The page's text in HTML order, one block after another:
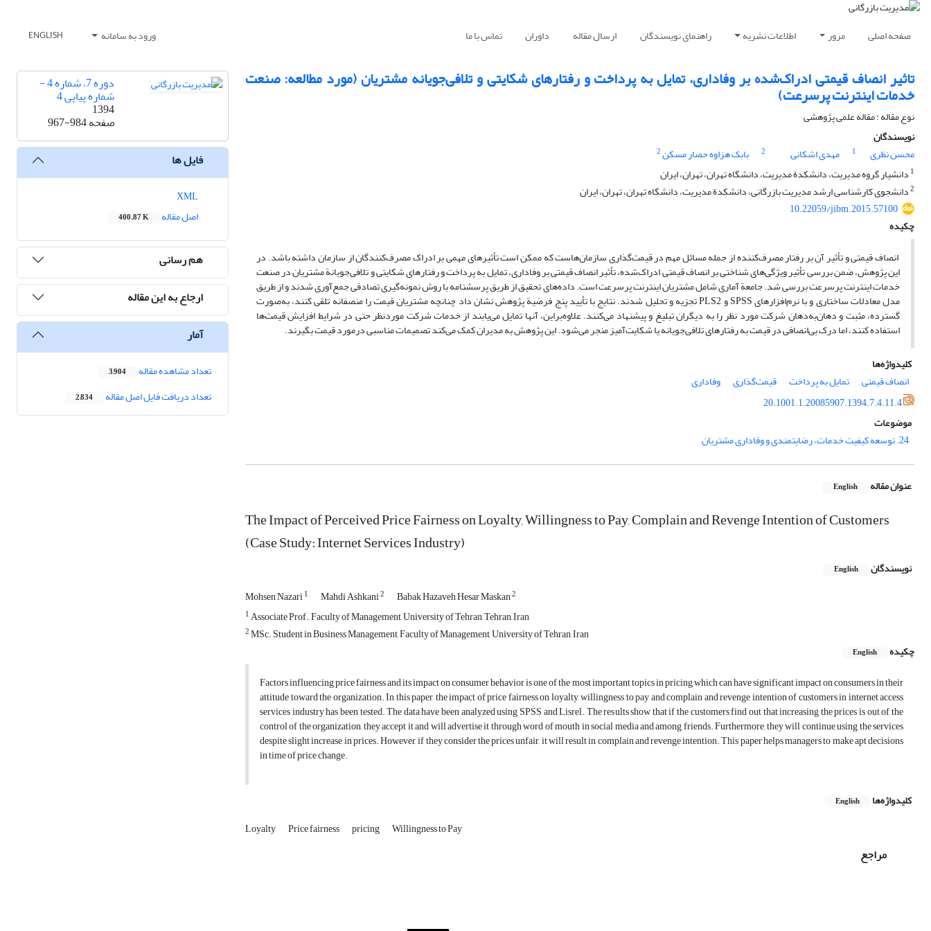
صفحه اصلی مرور اطلاعات نشریه راهنمای نویسندگان ارسال مقاله داوران تماس با ما ورود به سامانه ENGLISH
تاثیر انصاف قیمتی ادراک‌شده بر وفاداری، تمایل به پرداخت و رفتارهای شکایتی و تلافی‌جویانه مشتریان (مورد مطالعه: صنعت
خدمات اینترنت پرسرعت)
نوع مقاله : مقاله علمی پژوهشی
نویسندگان
محسن نظری
1 مهدی اشکانی 2 بابک هزاوه حصار مسکن2
1 دانشیار گروه مدیریت، دانشکدة مدیریت، دانشگاه تهران، تهران، ایران
2دانشجوی کارشناسی ارشد مدیریت بازرگانی، دانشکدة مدیریت، دانشگاه تهران، تهران، ایران
10.22059/jibm.2015.57100
چکیده
انصاف قیمتی و تأثیر آن بر رفتار مصرف‌کننده از جمله مسائل مهم در قیمت‌گذاری سازمان‌هاست که ممکن است تأثیرهای مهمی بر ادراک مصرف‌کنندگان از سازمان داشته باشد. در
این پژوهش، ضمن بررسی تأثیر ویژگی‌های شناختی بر انصاف قیمتی ادراک‌شده، تأثیر انصاف قیمتی بر وفاداری، تمایل به پرداخت و رفتارهای شکایتی و تلافی‌جویانة مشتریان در صنعت
خدمات اینترنت پرسرعت بررسی شد. جامعة آماری شامل مشتریان اینترنت پرسرعت است. داده‌های تحقیق از طریق پرسشنامه با روش نمونه‌گیری تصادفی جمع‌آوری شدند و از طریق
مدل معادلات ساختاری و با نرم‌افزارهای SPSS و PLS2 تجزیه و تحلیل شدند. نتایج با تأیید پنج فرضیة پژوهش نشان داد چنانچه مشتریان قیمت را منصفانه تلقی کنند، به‌صورت
گسترده، مثبت و دهان‌به‌دهان شرکت مورد نظر را به دیگران تبلیغ و پیشنهاد می‌کنند. علاوه‌براین، آنها تمایل می‌یابند از خدمات شرکت موردنظر حتی در شرایط افزایش قیمت‌ها
استفاده کنند، اما درک بی‌انصافی در قیمت به رفتارهای تلافی‌جویانه یا شکایت‌آمیز منجر می‌شود. این پژوهش به مدیران کمک می‌کند تصمیمات مناسبی درمورد قیمت بگیرند.
کلیدواژه‌ها
انصاف قیمتی
تمایل به پرداخت قیمت‌گذاری
وفاداری
20.1001.1.20085907.1394.7.4.11.4
موضوعات
24. توسعه کیفیت خدمات، رضایتمندی و وفاداری مشتریان
عنوان مقاله English
The Impact of Perceived Price Fairness on Loyalty, Willingness to Pay, Complain and Revenge Intention of Customers
(Case Study: Internet Services Industry)
نویسندگان English
Mohsen Nazari1 Mahdi Ashkani2 Babak Hazaveh Hesar Maskan2
1Associate Prof., Faculty of Management, University of Tehran, Tehran, Iran
2MSc. Student in Business Management, Faculty of Management, University of Tehran, Iran
چکیده
English
Factors influencing price fairness and its impact on consumer behavior is one of the most important topics in pricing which can have significant impact on consumers in their
attitude toward the organization. In this paper, the impact of price fairness on loyalty, willingness to pay and complain and revenge intention of customers in internet access
services industry has been tested. The data have been analyzed using SPSS and Lisrel. The results show that if the customers find out that increasing the prices is out of the
control of the organization, they accept it and will advertise it through word of mouth in social media and among friends. Furthermore, they will continue using the services
despite slight increase in prices. However, if they consider the prices unfair, it will result in complain and revenge intention. This paper helps managers to make apt decisions
in time of price change.
کلیدواژه‌ها English
Loyalty Price fairness pricing Willingness to Pay
مراجع
دوره 7، شماره 4 -
شماره پیاپی 4
1394
صفحه967-984
فایل ها
اصل مقاله
400.87 K
هم رسانی
ارجاع به این مقاله
آمار
تعداد مشاهده مقاله 3,904
تعداد دریافت فایل اصل مقاله 2,834